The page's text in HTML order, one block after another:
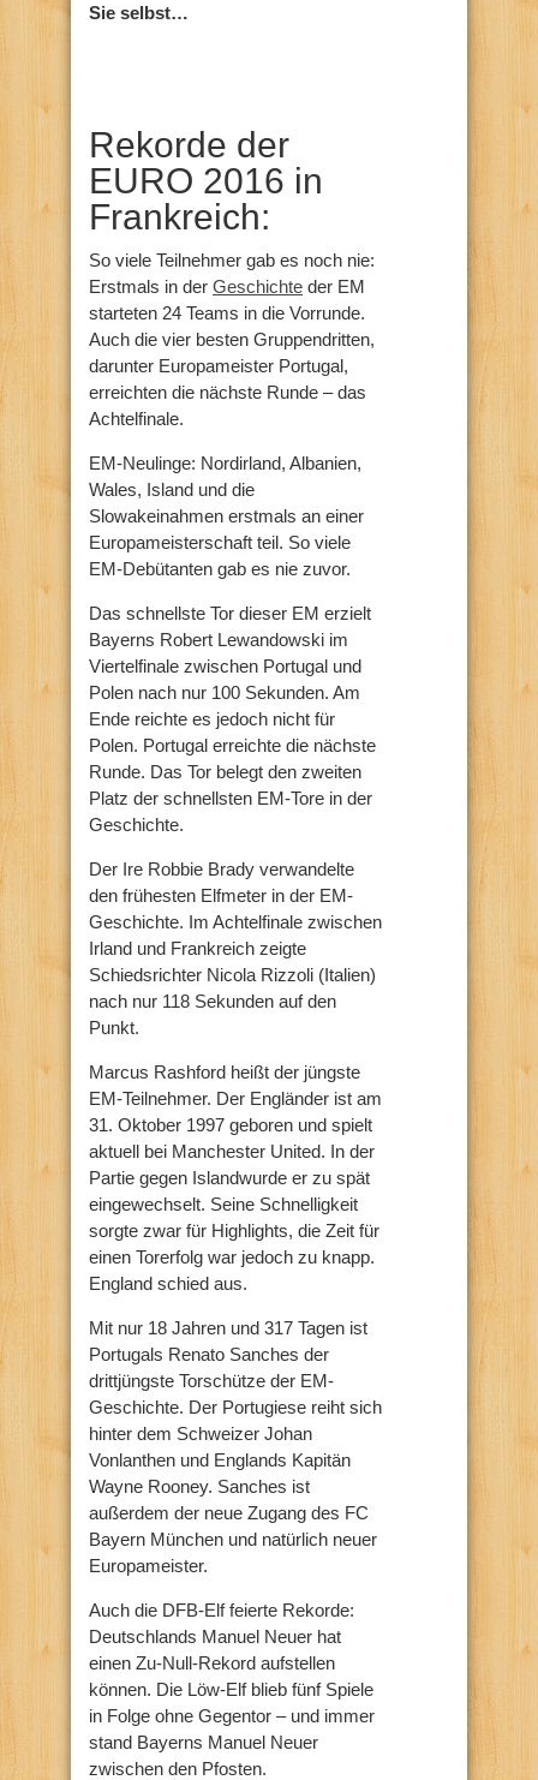
Sie selbst…
Rekorde der
EURO 2016 in
Frankreich:
So viele Teilnehmer gab es noch nie:
Erstmals in der Geschichte der EM
starteten 24 Teams in die Vorrunde.
Auch die vier besten Gruppendritten,
darunter Europameister Portugal,
erreichten die nächste Runde – das
Achtelfinale.
EM-Neulinge: Nordirland, Albanien,
Wales, Island und die
Slowakeinahmen erstmals an einer
Europameisterschaft teil. So viele
EM-Debütanten gab es nie zuvor.
Das schnellste Tor dieser EM erzielt
Bayerns Robert Lewandowski im
Viertelfinale zwischen Portugal und
Polen nach nur 100 Sekunden. Am
Ende reichte es jedoch nicht für
Polen. Portugal erreichte die nächste
Runde. Das Tor belegt den zweiten
Platz der schnellsten EM-Tore in der
Geschichte.
Der Ire Robbie Brady verwandelte
den frühesten Elfmeter in der EM-
Geschichte. Im Achtelfinale zwischen
Irland und Frankreich zeigte
Schiedsrichter Nicola Rizzoli (Italien)
nach nur 118 Sekunden auf den
Punkt.
Marcus Rashford heißt der jüngste
EM-Teilnehmer. Der Engländer ist am
31. Oktober 1997 geboren und spielt
aktuell bei Manchester United. In der
Partie gegen Islandwurde er zu spät
eingewechselt. Seine Schnelligkeit
sorgte zwar für Highlights, die Zeit für
einen Torerfolg war jedoch zu knapp.
England schied aus.
Mit nur 18 Jahren und 317 Tagen ist
Portugals Renato Sanches der
drittjüngste Torschütze der EM-
Geschichte. Der Portugiese reiht sich
hinter dem Schweizer Johan
Vonlanthen und Englands Kapitän
Wayne Rooney. Sanches ist
außerdem der neue Zugang des FC
Bayern München und natürlich neuer
Europameister.
Auch die DFB-Elf feierte Rekorde:
Deutschlands Manuel Neuer hat
einen Zu-Null-Rekord aufstellen
können. Die Löw-Elf blieb fünf Spiele
in Folge ohne Gegentor – und immer
stand Bayerns Manuel Neuer
zwischen den Pfosten.